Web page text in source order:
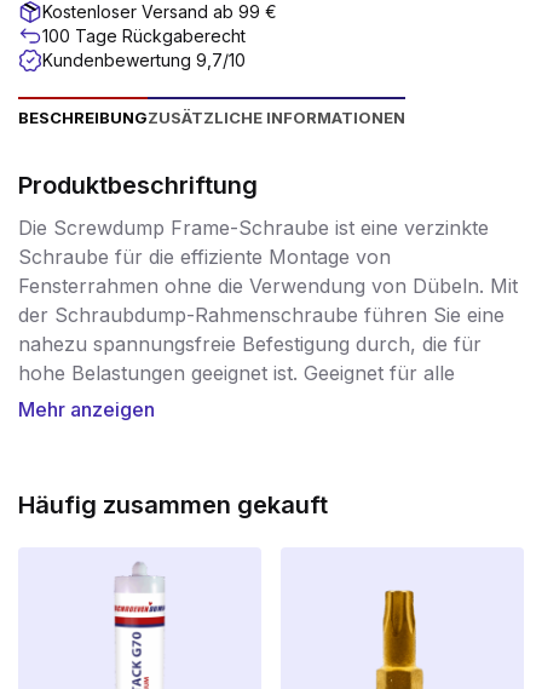
Kostenloser Versand ab 99 €
100 Tage Rückgaberecht
Kundenbewertung 9,7/10
BESCHREIBUNGZUSÄTZLICHE INFORMATIONEN
Produktbeschriftung
Die Screwdump Frame-Schraube ist eine verzinkte
Schraube für die effiziente Montage von
Fensterrahmen ohne die Verwendung von Dübeln. Mit
der Schraubdump-Rahmenschraube führen Sie eine
nahezu spannungsfreie Befestigung durch, die für
hohe Belastungen geeignet ist. Geeignet für alle
gängigen Bau- und Rahmenmaterialien. Bohren Sie mit
Die Ausführungen mit Zylinderkopf sind sowohl für
Nach dem Bohren kann die Schraube direkt in den
massiven oder gelochten Baustoff eingedreht werden.
Durch das durchgehende Spezialgewinde der
Schraubdump-Rahmenschrauben wird sie
Mehr anzeigen
Häufig zusammen gekauft